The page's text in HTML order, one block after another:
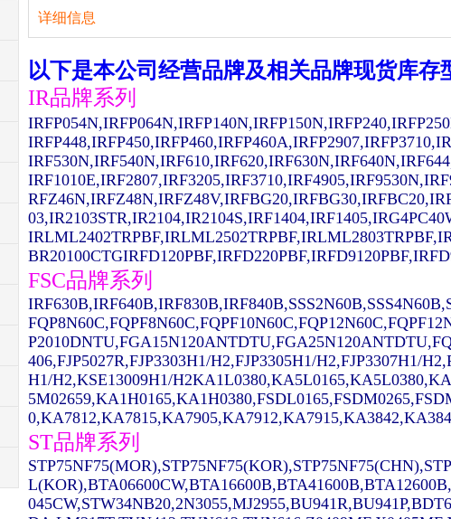
详细信息
以下是本公司经营品牌及相关品牌现货库存
IR品牌系列
FSC品牌系列
406,FJP5027R,FJP3303H1/H2,FJP3305H1/H2,FJP3307H1/
H1/H2,KSE13009H1/
ST品牌系列